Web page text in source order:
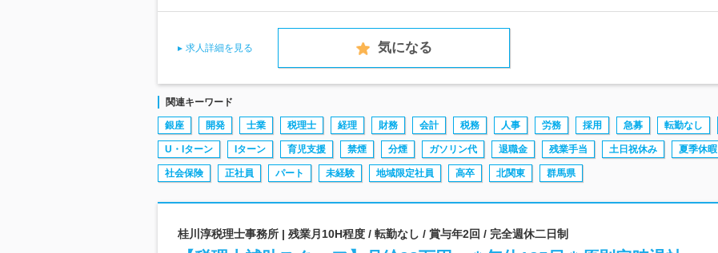
求人詳細を見る 気になる
関連キーワード
銀座 開発 士業 税理士 経理 財務 会計 税務 人事 労務 採用 急募 転勤なし
U・Iターン Iターン 育児支援 禁煙 分煙 ガソリン代 退職金 残業手当 土日祝休み 夏季休暇
社会保険 正社員 パート 未経験 地域限定社員 高卒 北関東 群馬県
桂川淳税理士事務所 | 残業月10H程度 / 転勤なし / 賞与年2回 / 完全週休二日制